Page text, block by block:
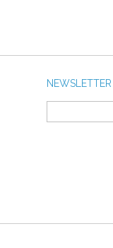
NEWSLETTER